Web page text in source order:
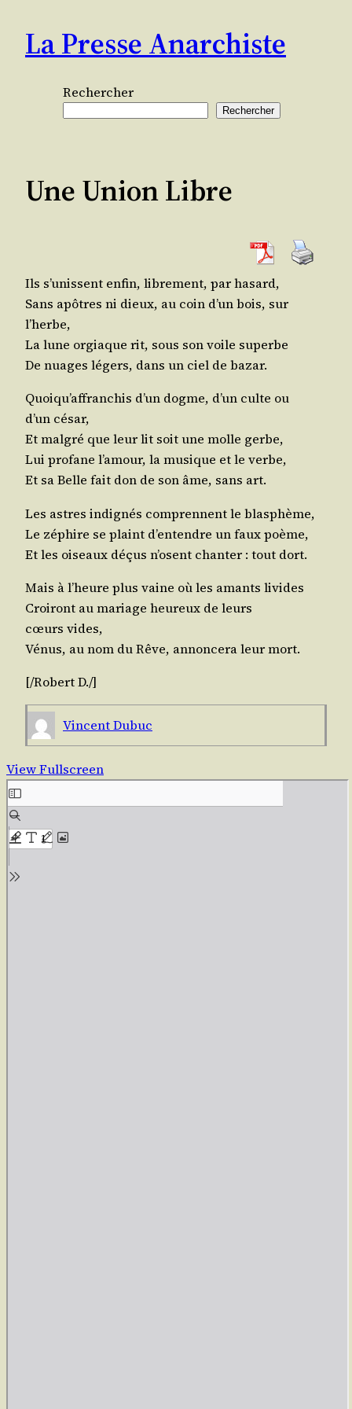
contenu
La Presse Anarchiste
Rechercher
Rechercher
Une Union Libre
Ils s’u­nissent enfin, libre­ment, par hasard,
Sans apôtres ni dieux, au coin d’un bois, sur
l’herbe,
La lune orgiaque rit, sous son voile superbe
De nuages légers, dans un ciel de bazar.
Quoi­qu’af­fran­chis d’un dogme, d’un culte ou
d’un césar,
Et mal­gré que leur lit soit une molle gerbe,
Lui pro­fane l’a­mour, la musique et le verbe,
Et sa Belle fait don de son âme, sans art.
Les astres indi­gnés com­prennent le blasphème,
Le zéphire se plaint d’en­tendre un faux poème,
Et les oiseaux déçus n’osent chan­ter : tout dort.
Mais à l’heure plus vaine où les amants livides
Croi­ront au mariage heu­reux de leurs
cœurs vides,
Vénus, au nom du Rêve, annon­ce­ra leur mort.
[/​Robert D./]
Vincent Dubuc
View Fullscreen